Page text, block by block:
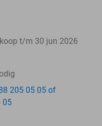
t/m 30 jun 2026
205 05 05 of
05